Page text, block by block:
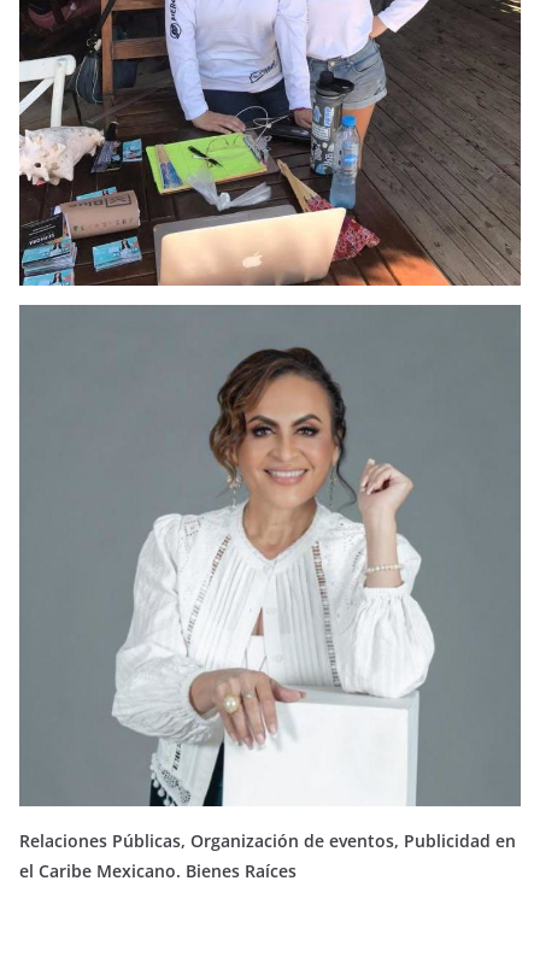
Relaciones Públicas, Organización de eventos, Publicidad en
el Caribe Mexicano. Bienes Raíces